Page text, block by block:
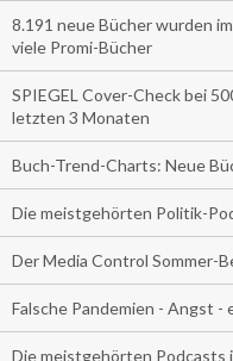
8.191 neue Bücher wurden
viele Promi-Bücher
SPIEGEL Cover-Check bei
letzten 3 Monaten
Buch-Trend-Charts: Neue
Die meistgehörten Politik-
Der Media Control Sommer-
Falsche Pandemien - Angst -
Die meistgehörten Podcasts